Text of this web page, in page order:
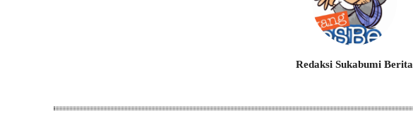
Redaksi Sukabumi Berita